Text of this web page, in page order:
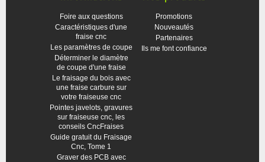
Foire aux questions
Caractéristiques d'une
fraise cnc
Les paramètres de coupe
Déterminer le diamètre
de coupe d'une fraise
Le fraisage du bois avec
une fraise carbure sur
votre fraiseuse cnc
Pointes javelots, gravures
sur fraiseuse cnc, les
conseils CncFraises
Guide gratuit du Fraisage
Cnc, Tome 1
Graver des PCB avec
Promotions
Nouveautés
Partenaires
Ils me font confiance